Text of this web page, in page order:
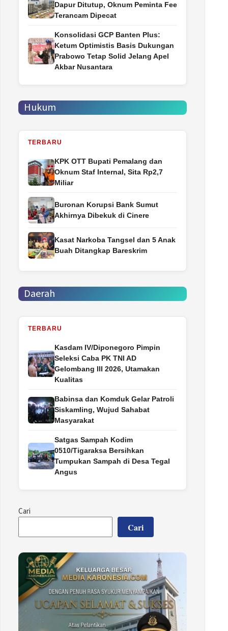
Dapur Ditutup, Oknum Peminta Fee
Terancam Dipecat
Konsolidasi GCP Banten Plus:
Ketum Optimistis Basis Dukungan
Prabowo Tetap Solid Jelang Apel
Akbar Nusantara
Hukum
TERBARU
‎KPK OTT Bupati Pemalang dan
Oknum Staf Internal, Sita Rp2,7
Miliar
Buronan Korupsi Bank Sumut
Akhirnya Dibekuk di Cinere
Kasat Narkoba Tangsel dan 5 Anak
Buah Ditangkap Bareskrim
Daerah
TERBARU
Kasdam IV/Diponegoro Pimpin
Seleksi Caba PK TNI AD
Gelombang III 2026, Utamakan
Kualitas
Babinsa dan Komduk Gelar Patroli
Siskamling, Wujud Sahabat
Masyarakat
Satgas Sampah Kodim
0510/Tigaraksa Bersihkan
Tumpukan Sampah di Desa Tegal
Angus
Cari
Cari